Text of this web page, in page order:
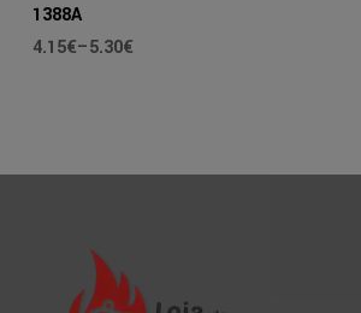
1388A
4.15€–5.30€